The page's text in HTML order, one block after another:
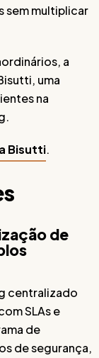
sem multiplicar
a
uma
na
Bisutti.
de
centralizado
SLAs e
de
de segurança,